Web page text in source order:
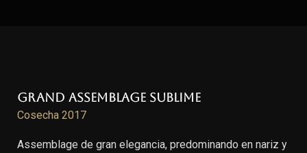
Grand Assemblage Sublime
Cosecha 2017
Assemblage de gran elegancia, predominando en nariz y